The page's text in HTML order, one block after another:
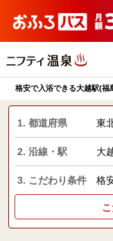
格安で入浴できる大越駅(福
1. 都道府県 東
2. 沿線・駅 大
3. こだわり条件 格